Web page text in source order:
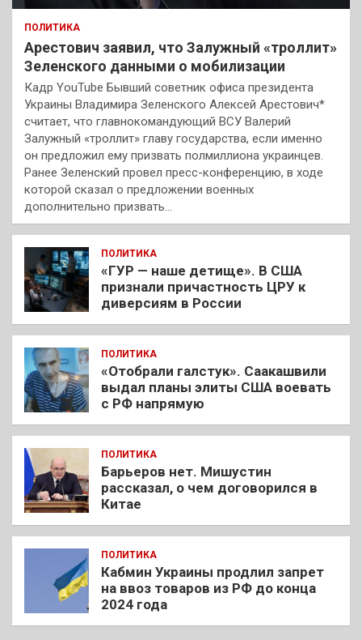
ПОЛИТИКА
Арестович заявил, что Залужный «троллит»
Зеленского данными о мобилизации
Кадр YouTube Бывший советник офиса президента
Украины Владимира Зеленского Алексей Арестович*
считает, что главнокомандующий ВСУ Валерий
Залужный «троллит» главу государства, если именно
он предложил ему призвать полмиллиона украинцев.
Ранее Зеленский провел пресс-конференцию, в ходе
которой сказал о предложении военных
дополнительно призвать…
ПОЛИТИКА
«ГУР — наше детище». В США
признали причастность ЦРУ к
диверсиям в России
ПОЛИТИКА
«Отобрали галстук». Саакашвили
выдал планы элиты США воевать
с РФ напрямую
ПОЛИТИКА
Барьеров нет. Мишустин
рассказал, о чем договорился в
Китае
ПОЛИТИКА
Кабмин Украины продлил запрет
на ввоз товаров из РФ до конца
2024 года